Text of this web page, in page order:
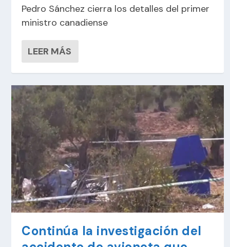
Pedro Sánchez cierra los detalles del primer
ministro canadiense
LEER MÁS
Continúa la investigación del